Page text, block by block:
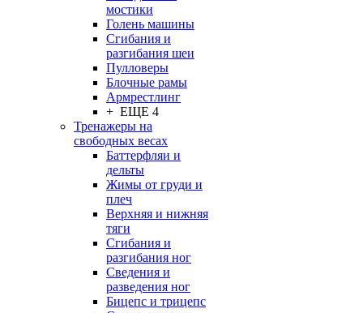
мостики
Голень машины
Сгибания и
разгибания шеи
Пулловеры
Блочные рамы
Армрестлинг
+ ЕЩЕ 4
Тренажеры на
свободных весах
Баттерфляи и
дельты
Жимы от груди и
плеч
Верхняя и нижняя
тяги
Сгибания и
разгибания ног
Сведения и
разведения ног
Бицепс и трицепс